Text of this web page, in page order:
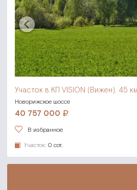
Участок в КП VISION (Вижен), 45
Новорижское шоссе
40 757 000
В избранное
Участок: 0 сот.